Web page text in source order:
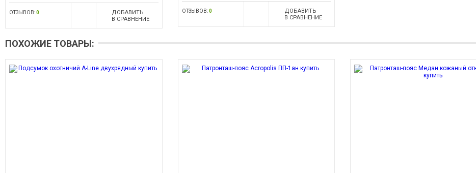
ОТЗЫВОВ:0
ДОБАВИТЬ
В СРАВНЕНИЕ
ОТЗЫВОВ:0
ДОБАВИТЬ
В СРАВНЕНИЕ
ПОХОЖИЕ ТОВАРЫ: